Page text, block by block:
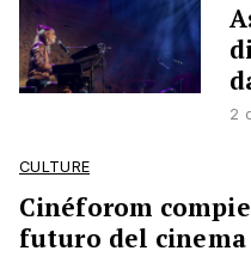
2
CULTURE
Cinéforom
futuro del cinema